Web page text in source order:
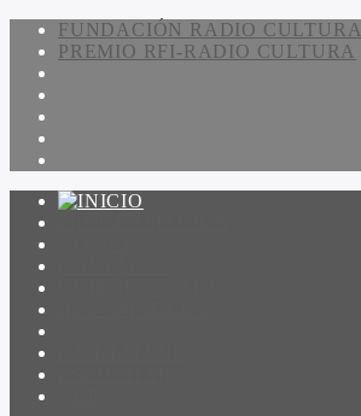
FUNDACIÓN RADIO CULTURA
PREMIO RFI-RADIO CULTURA